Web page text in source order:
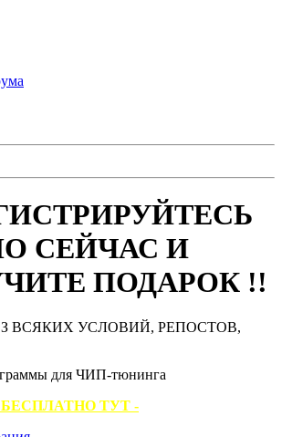
СЕЙЧАС И
ПОДАРОК !!
ВСЯКИХ УСЛОВИЙ, РЕПОСТОВ,
для ЧИП-тюнинга
ТУТ -